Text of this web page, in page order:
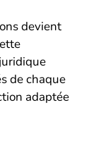
devient
de chaque
adaptée